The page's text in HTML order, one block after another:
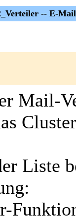
-- E-
Mail-
Liste